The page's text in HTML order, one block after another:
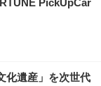
PickUpCar
化遺産」を次世代